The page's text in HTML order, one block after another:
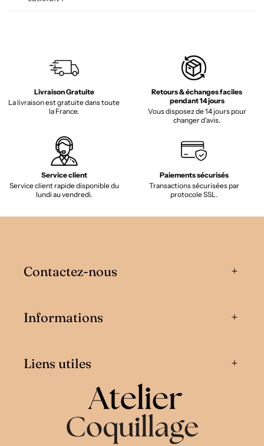
Livraison Gratuite
La livraison est gratuite dans toute
la France.
Retours & échanges faciles
pendant 14 jours
Vous disposez de 14 jours pour
changer d'avis.
Service client
Service client rapide disponible du
lundi au vendredi.
Paiements sécurisés
Transactions sécurisées par
protocole SSL.
Contactez-nous
Informations
Liens utiles